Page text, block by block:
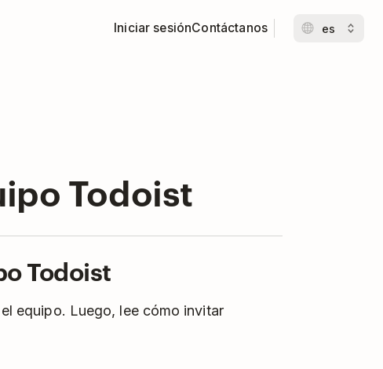
Iniciar sesiónContáctanos
Todoist
Todoist
el equipo. Luego, lee cómo invitar